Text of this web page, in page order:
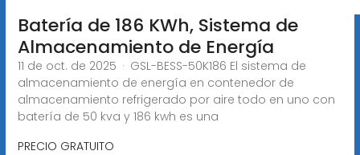
Batería de 186 KWh, Sistema de
Almacenamiento de Energía
11 de oct. de 2025 · GSL-BESS-50K186 El sistema de
almacenamiento de energía en contenedor de
almacenamiento refrigerado por aire todo en uno con
batería de 50 kva y 186 kwh es una
PRECIO GRATUITO